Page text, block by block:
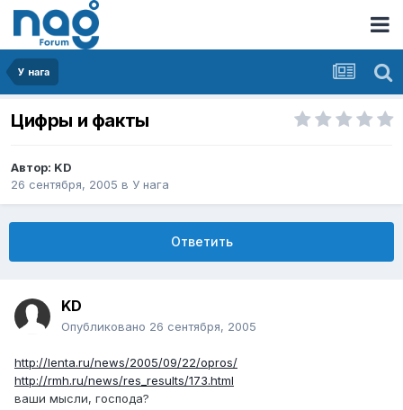
У нага
Цифры и факты
Автор: KD
26 сентября, 2005 в У нага
Ответить
KD
Опубликовано 26 сентября, 2005
http://lenta.ru/news/2005/09/22/opros/
http://rmh.ru/news/res_results/173.html
ваши мысли, господа?